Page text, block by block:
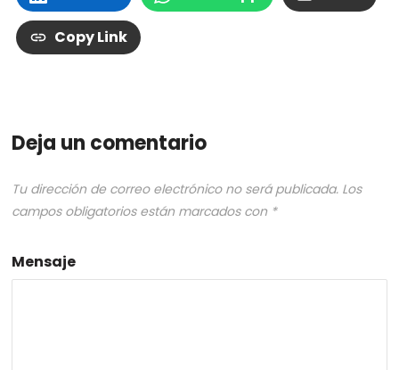
Copy Link
Deja un comentario
Tu dirección de correo electrónico no será publicada. Los
campos obligatorios están marcados con *
Mensaje